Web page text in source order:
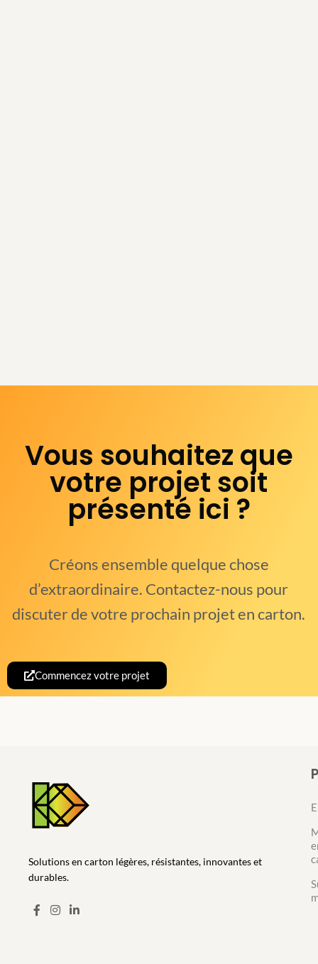
Vous souhaitez que
votre projet soit
présenté ici ?
Créons ensemble quelque chose
d’extraordinaire. Contactez-nous pour
discuter de votre prochain projet en carton.
Commencez votre projet
Solutions en carton légères, résistantes, innovantes et
durables.